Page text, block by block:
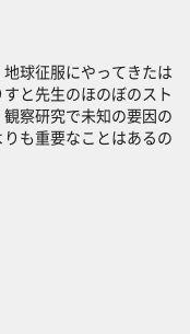
球征服にやってきたは
と先生のほのぼのスト
察研究で未知の要因の
も重要なことはあるの